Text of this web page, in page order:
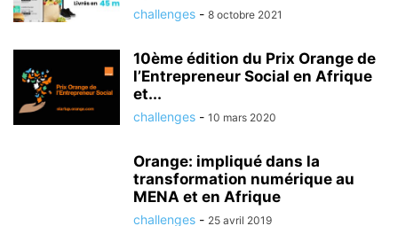
challenges - 8 octobre 2021
10ème édition du Prix Orange de
l’Entrepreneur Social en Afrique
et...
challenges - 10 mars 2020
Orange: impliqué dans la
transformation numérique au
MENA et en Afrique
challenges - 25 avril 2019